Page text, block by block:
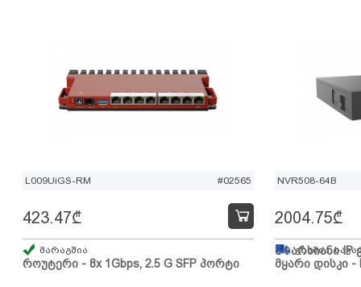
L009UiGS-RM #02565
როუტერი - 8x 1Gbps, 2.5 G SFP პორტი
423.47₾
მარაგშია
NVR508-64B
64 არხიანი IP
მყარი დისკი -
2004.75₾
გზაშია,